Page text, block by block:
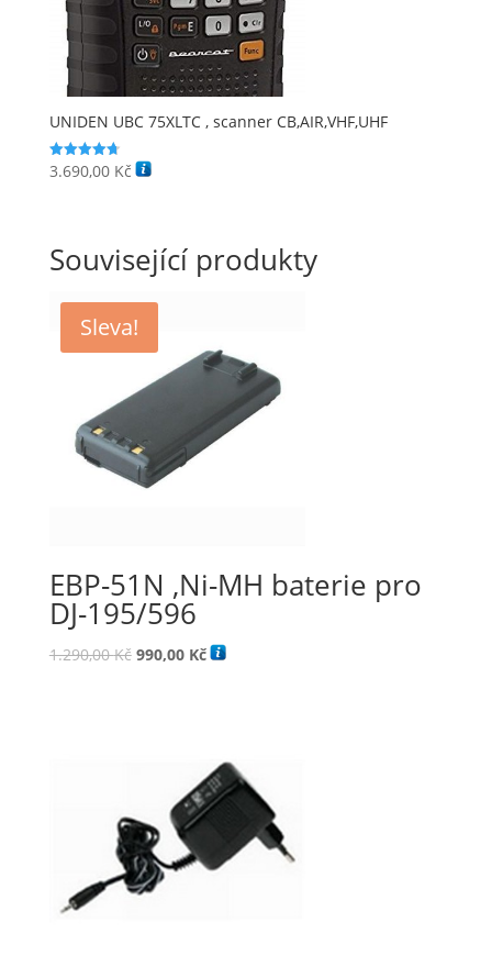
UNIDEN UBC 75XLTC , scanner CB,AIR,VHF,UHF
Hodnocení
4.75
3.690,00 Kč
Související produkty
Sleva!
EBP-51N ,Ni-MH baterie pro
DJ-195/596
1.290,00Kč Původní
990,00 KčAktuální